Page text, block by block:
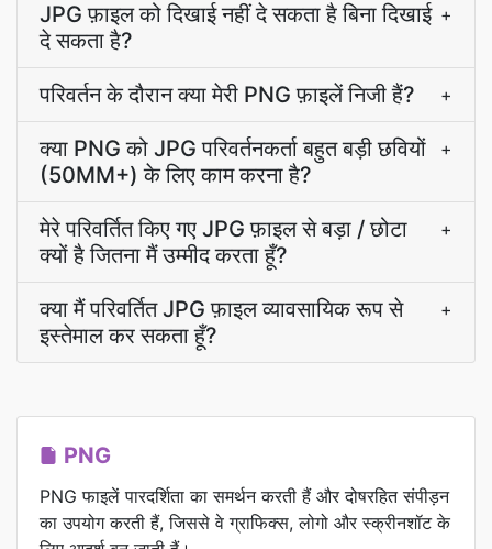
JPG फ़ाइल को दिखाई नहीं दे सकता है बिना दिखाई
दे सकता है?
+
परिवर्तन के दौरान क्या मेरी PNG फ़ाइलें निजी हैं? +
क्या PNG को JPG परिवर्तनकर्ता बहुत बड़ी छवियों
(50MM+) के लिए काम करना है?
+
मेरे परिवर्तित किए गए JPG फ़ाइल से बड़ा / छोटा
क्यों है जितना मैं उम्मीद करता हूँ?
+
क्या मैं परिवर्तित JPG फ़ाइल व्यावसायिक रूप से
इस्तेमाल कर सकता हूँ?
+
PNG
PNG फाइलें पारदर्शिता का समर्थन करती हैं और दोषरहित संपीड़न
का उपयोग करती हैं, जिससे वे ग्राफिक्स, लोगो और स्क्रीनशॉट के